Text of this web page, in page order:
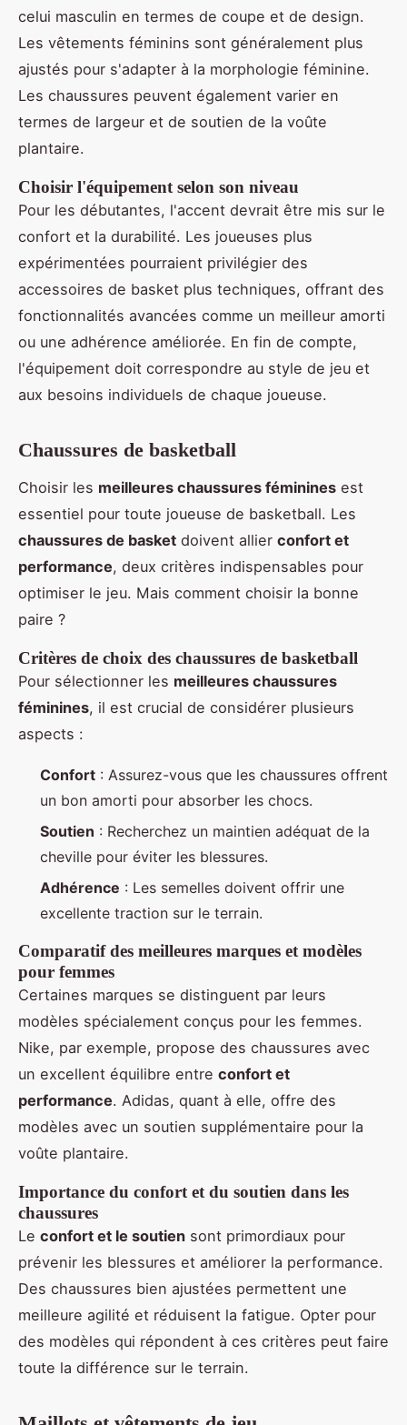
celui masculin en termes de coupe et de design.
Les vêtements féminins sont généralement plus
ajustés pour s'adapter à la morphologie féminine.
Les chaussures peuvent également varier en
termes de largeur et de soutien de la voûte
plantaire.
Choisir l'équipement selon son niveau
Pour les débutantes, l'accent devrait être mis sur le
confort et la durabilité. Les joueuses plus
expérimentées pourraient privilégier des
accessoires de basket plus techniques, offrant des
fonctionnalités avancées comme un meilleur amorti
ou une adhérence améliorée. En fin de compte,
l'équipement doit correspondre au style de jeu et
aux besoins individuels de chaque joueuse.
Chaussures de basketball
Choisir les meilleures chaussures féminines est
essentiel pour toute joueuse de basketball. Les
chaussures de basket doivent allier confort et
performance, deux critères indispensables pour
optimiser le jeu. Mais comment choisir la bonne
paire ?
Critères de choix des chaussures de basketball
Pour sélectionner les meilleures chaussures
féminines, il est crucial de considérer plusieurs
aspects :
Confort : Assurez-vous que les chaussures offrent
un bon amorti pour absorber les chocs.
Soutien : Recherchez un maintien adéquat de la
cheville pour éviter les blessures.
Adhérence : Les semelles doivent offrir une
excellente traction sur le terrain.
Comparatif des meilleures marques et modèles
pour femmes
Certaines marques se distinguent par leurs
modèles spécialement conçus pour les femmes.
Nike, par exemple, propose des chaussures avec
un excellent équilibre entre confort et
performance. Adidas, quant à elle, offre des
modèles avec un soutien supplémentaire pour la
voûte plantaire.
Importance du confort et du soutien dans les
chaussures
Le confort et le soutien sont primordiaux pour
prévenir les blessures et améliorer la performance.
Des chaussures bien ajustées permettent une
meilleure agilité et réduisent la fatigue. Opter pour
des modèles qui répondent à ces critères peut faire
toute la différence sur le terrain.